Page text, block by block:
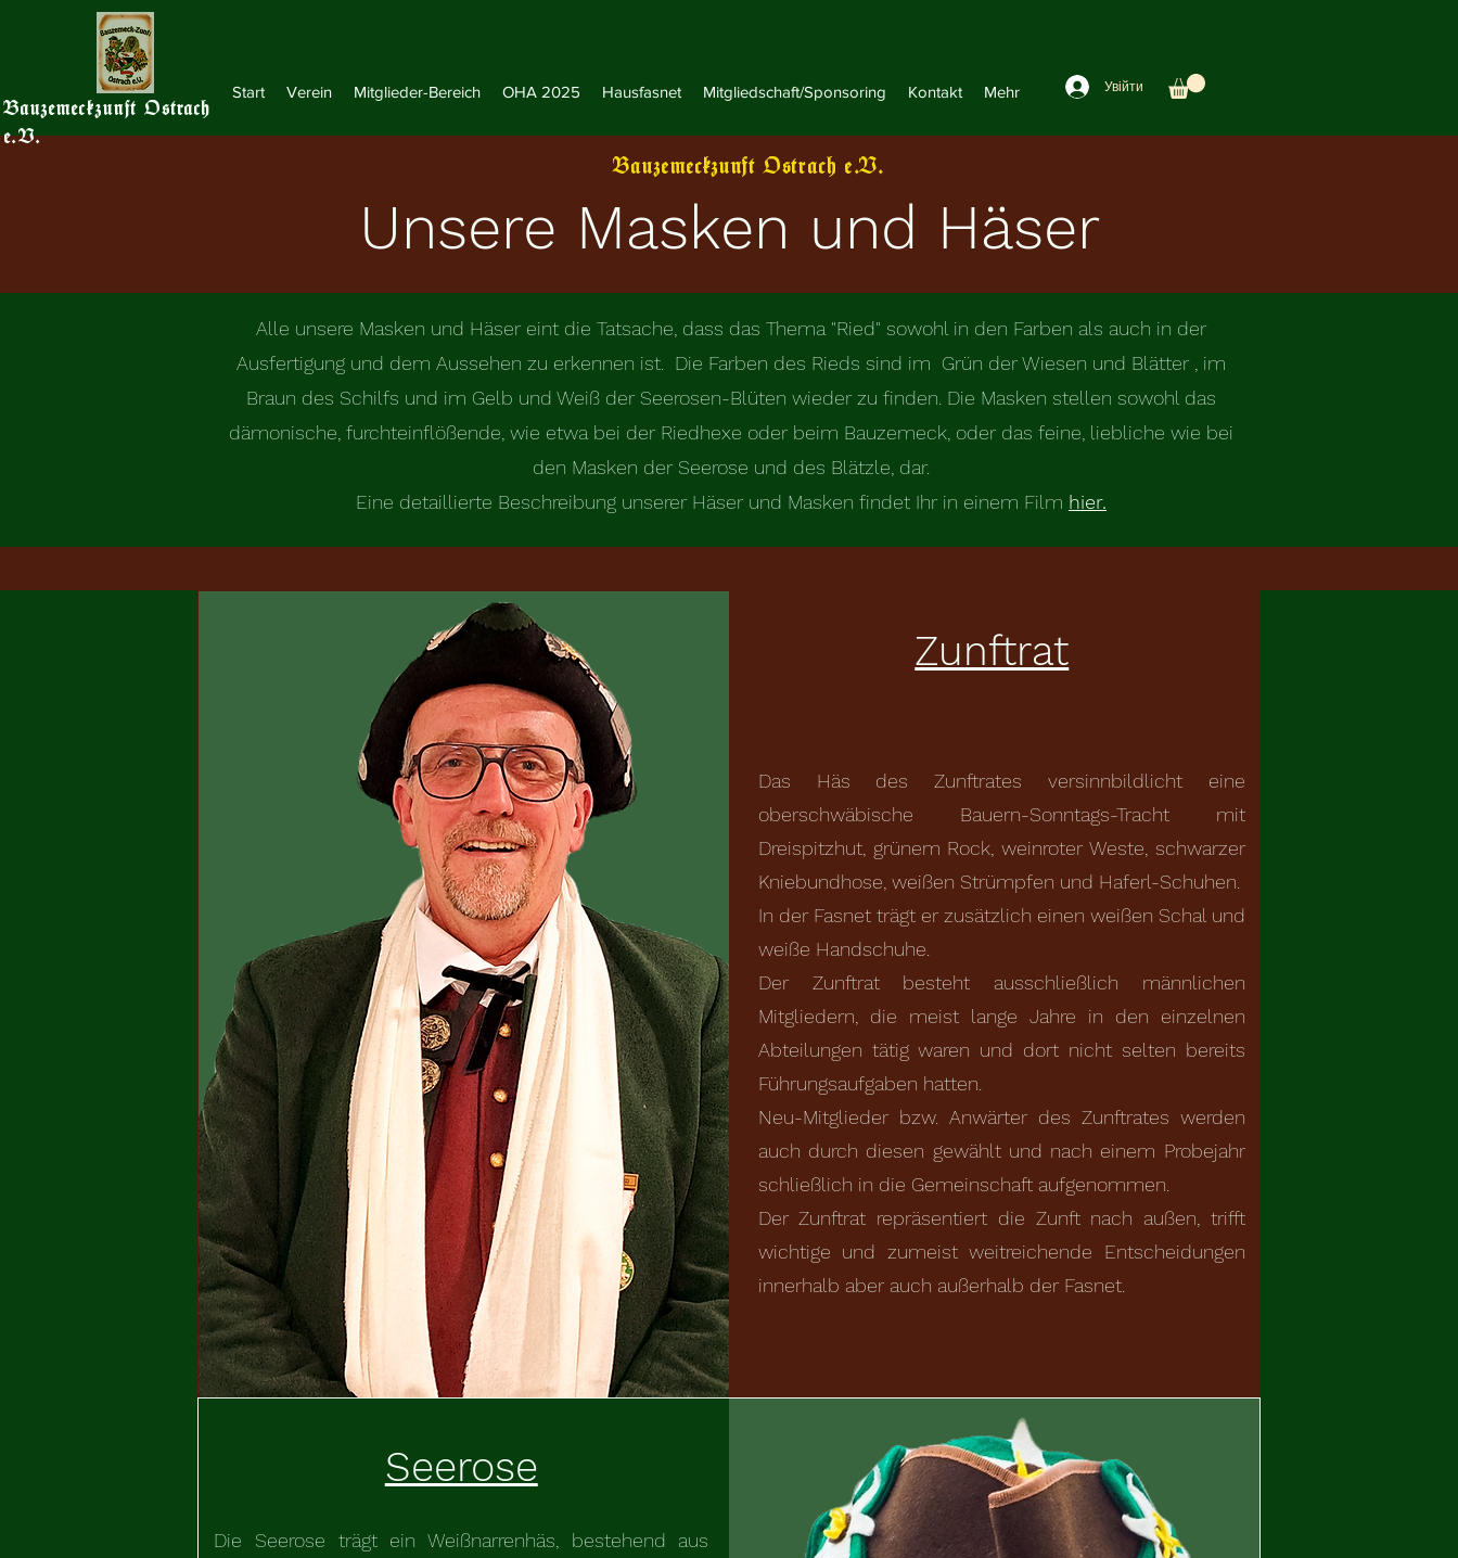
Bauzemeckzunft Ostrach
e.V.
Увійти
Start Verein Mitglieder-Bereich OHA 2025 Hausfasnet Mitgliedschaft/Sponsoring Kontakt Mehr
Bauzemeckzunft Ostrach e.V.
Unsere Masken und Häser
Alle unsere Masken und Häser eint die Tatsache, dass das Thema "Ried" sowohl in den Farben als auch in der
Ausfertigung und dem Aussehen zu erkennen ist. Die Farben des Rieds sind im Grün der Wiesen und Blätter , im
Braun des Schilfs und im Gelb und Weiß der Seerosen-Blüten wieder zu finden. Die Masken stellen sowohl das
dämonische, furchteinflößende, wie etwa bei der Riedhexe oder beim Bauzemeck, oder das feine, liebliche wie bei
den Masken der Seerose und des Blätzle, dar.
Eine detaillierte Beschreibung unserer Häser und Masken findet Ihr in einem Film hier.
Zunftrat
Das Häs des Zunftrates versinnbildlicht eine
oberschwäbische Bauern-Sonntags-Tracht mit
Dreispitzhut, grünem Rock, weinroter Weste, schwarzer
Kniebundhose, weißen Strümpfen und Haferl-Schuhen.
In der Fasnet trägt er zusätzlich einen weißen Schal und
weiße Handschuhe.
Der Zunftrat besteht ausschließlich männlichen
Mitgliedern, die meist lange Jahre in den einzelnen
Abteilungen tätig waren und dort nicht selten bereits
Führungsaufgaben hatten.
Neu-Mitglieder bzw. Anwärter des Zunftrates werden
auch durch diesen gewählt und nach einem Probejahr
schließlich in die Gemeinschaft aufgenommen.
Der Zunftrat repräsentiert die Zunft nach außen, trifft
wichtige und zumeist weitreichende Entscheidungen
innerhalb aber auch außerhalb der Fasnet.
Seerose
Die Seerose trägt ein Weißnarrenhäs, bestehend aus